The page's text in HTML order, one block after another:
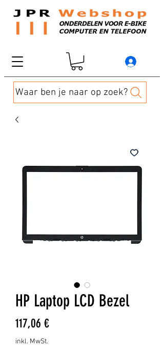
Waar ben je naar op zoek?
HP Laptop LCD Bezel
117,06 €Preis
inkl. MwSt.